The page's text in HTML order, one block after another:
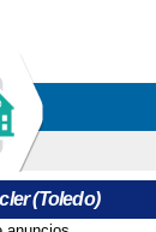
(Toledo)